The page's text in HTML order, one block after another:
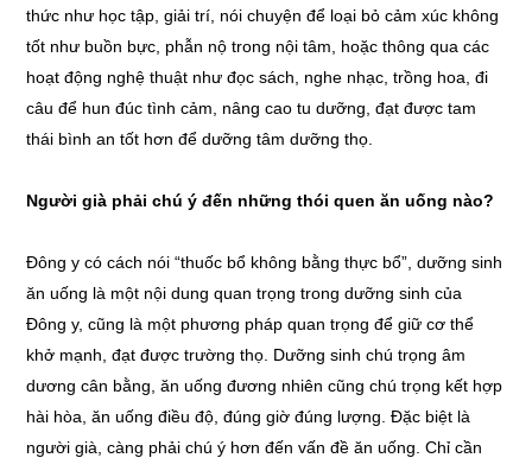
thức như học tập, giải trí, nói chuyện để loại bỏ cảm xúc không
tốt như buồn bực, phẫn nộ trong nội tâm, hoặc thông qua các
hoạt động nghệ thuật như đọc sách, nghe nhạc, trồng hoa, đi
câu để hun đúc tình cảm, nâng cao tu dưỡng, đạt được tam
thái bình an tốt hơn để dưỡng tâm dưỡng thọ.
Người già phải chú ý đến những thói quen ăn uống nào?
Đông y có cách nói “thuốc bổ không bằng thực bổ”, dưỡng sinh
ăn uống là một nội dung quan trọng trong dưỡng sinh của
Đông y, cũng là một phương pháp quan trọng để giữ cơ thể
khở mạnh, đạt được trường thọ. Dưỡng sinh chú trọng âm
dương cân bằng, ăn uống đương nhiên cũng chú trọng kết hợp
hài hòa, ăn uống điều độ, đúng giờ đúng lượng. Đặc biệt là
người già, càng phải chú ý hơn đến vấn đề ăn uống. Chỉ cần